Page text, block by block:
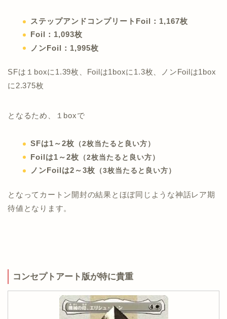
ステップアンドコンプリートFoil：1,167枚
Foil：1,093枚
ノンFoil：1,995枚
SFは１boxに1.39枚、Foilは1boxに1.3枚、ノンFoilは1box
に2.375枚
となるため、１boxで
SFは1～2枚 （2枚当たると良い方）
Foilは1～2枚 （2枚当たると良い方）
ノンFoilは2～3枚 （3枚当たると良い方）
となってカートン開封の結果とほぼ同じような神話レア期
待値となります。
コンセプトアート版が特に貴重